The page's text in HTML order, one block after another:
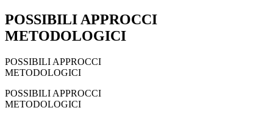
POSSIBILI APPROCCI
METODOLOGICI
POSSIBILI APPROCCI
METODOLOGICI
POSSIBILI APPROCCI
METODOLOGICI